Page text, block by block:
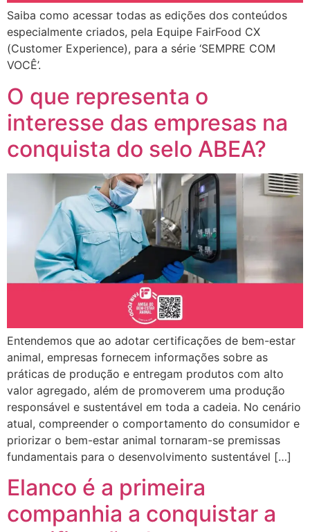
Saiba como acessar todas as edições dos conteúdos
especialmente criados, pela Equipe FairFood CX
(Customer Experience), para a série ‘SEMPRE COM
VOCÊ’.
O que representa o
interesse das empresas na
conquista do selo ABEA?
Entendemos que ao adotar certificações de bem-estar
animal, empresas fornecem informações sobre as
práticas de produção e entregam produtos com alto
valor agregado, além de promoverem uma produção
responsável e sustentável em toda a cadeia. No cenário
atual, compreender o comportamento do consumidor e
priorizar o bem-estar animal tornaram-se premissas
fundamentais para o desenvolvimento sustentável […]
Elanco é a primeira
companhia a conquistar a